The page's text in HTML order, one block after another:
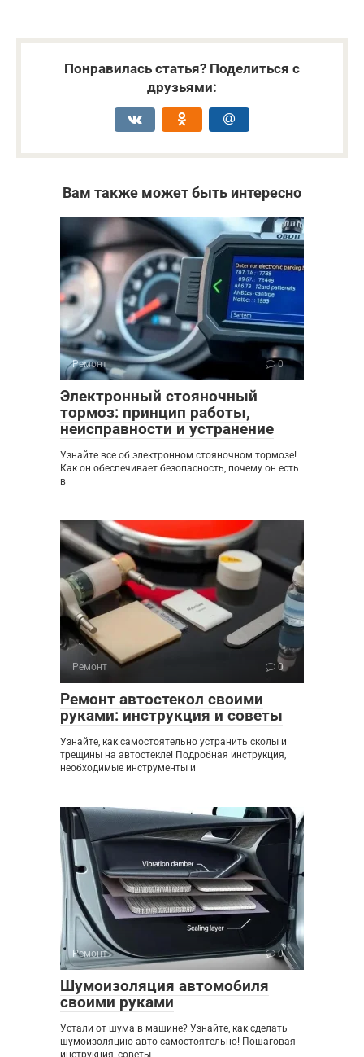
Понравилась статья? Поделиться с
друзьями:
Вам также может быть интересно
Ремонт 0
Электронный стояночный
тормоз: принцип работы,
неисправности и устранение
Узнайте все об электронном стояночном тормозе!
Как он обеспечивает безопасность, почему он есть
в
Ремонт 0
Ремонт автостекол своими
руками: инструкция и советы
Узнайте, как самостоятельно устранить сколы и
трещины на автостекле! Подробная инструкция,
необходимые инструменты и
Ремонт 0
Шумоизоляция автомобиля
своими руками
Устали от шума в машине? Узнайте, как сделать
шумоизоляцию авто самостоятельно! Пошаговая
инструкция, советы